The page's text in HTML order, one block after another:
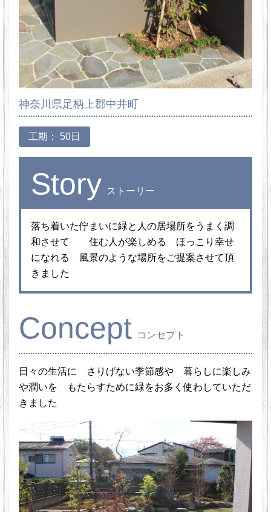
神奈川県足柄上郡中井町
工期： 50日
Story ストーリー
落ち着いた佇まいに緑と人の居場所をうまく調
和させて 住む人が楽しめる ほっこり幸せ
になれる 風景のような場所をご提案させて頂
きました
Concept コンセプト
日々の生活に さりげない季節感や 暮らしに楽しみ
や潤いを もたらすために緑をお多く使わしていただ
きました